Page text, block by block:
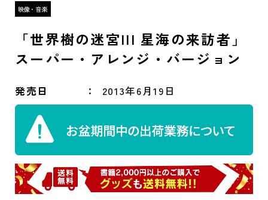
「世界樹の迷宮III 星海の来訪者」
スーパー・アレンジ・バージョン
発売日 2013年6月19日